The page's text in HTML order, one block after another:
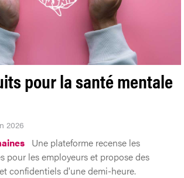
pour la santé mentale
2026
Une plateforme recense les
pour les employeurs et propose des
confidentiels d'une demi-heure.